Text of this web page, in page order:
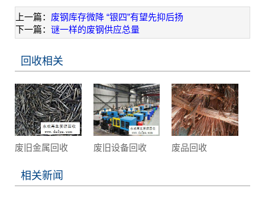
上一篇： 废钢库存微降 “银四”有望先抑后扬
下一篇： 谜一样的废钢供应总量
回收相关
废旧金属回收 废旧设备回收 废品回收
相关新闻